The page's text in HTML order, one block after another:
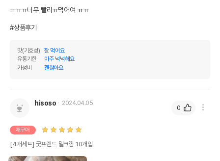
* 브랜드사에서 제공한 정보로 모든 책임은 브랜드사에 있습니다.
품명 및 모델명
경우 그에 대한 사항
제조자,수입품의 경우
수입자를 함께 표기
ㅠㅠㅠ너무 빨리ㅠ먹어여 ㅠㅠ
#상품후기
맛(기호성)
잘 먹어요
유통기한
아주 넉넉해요
가성비
괜찮아요
hisoso 2024.04.05
재구매
[4개세트] 굿프랜드 밀크껌 10개입
0